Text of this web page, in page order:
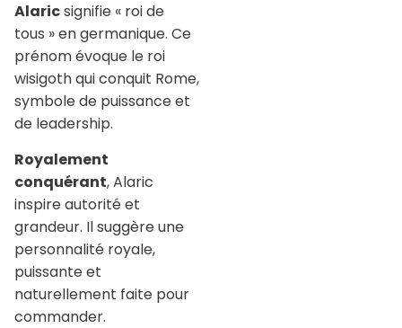
Alaricsignifie « roi de
tous » en germanique. Ce
prénom évoque le roi
wisigoth qui conquit Rome,
symbole de puissance et
de leadership.
Royalement
conquérant, Alaric
inspire autorité et
grandeur. Il suggère une
personnalité royale,
puissante et
naturellement faite pour
commander.